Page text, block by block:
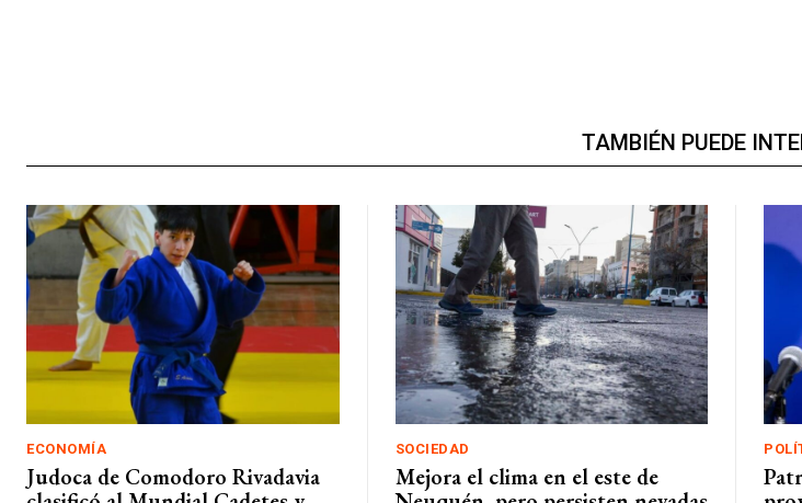
TAMBIÉN PUEDE
ECONOMÍA
Judoca de Comodoro Rivadavia
SOCIEDAD
Mejora el clima en el este de